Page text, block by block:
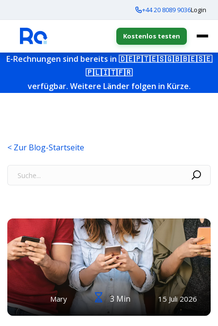
+44 20 8089 9036Login
Kostenlos testen
E-Rechnungen sind bereits in 🇩🇪🇵🇹🇪🇸🇬🇧🇧🇪🇸🇪
🇵🇱🇮🇹🇫🇷
verfügbar. Weitere Länder folgen in Kürze.
< Zur Blog-Startseite
Mary 3 Min 15 Juli 2026